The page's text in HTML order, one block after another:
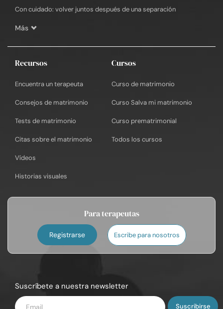
Con cuidado: volver juntos después de una separación
Más
Recursos
Encuentra un terapeuta
Consejos de matrimonio
Tests de matrimonio
Citas sobre el matrimonio
Vídeos
Historias visuales
Cursos
Curso de matrimonio
Curso Salva mi matrimonio
Curso prematrimonial
Todos los cursos
Para terapeutas
Registrarse Escribe para nosotros
Suscríbete a nuestra newsletter
Introduce